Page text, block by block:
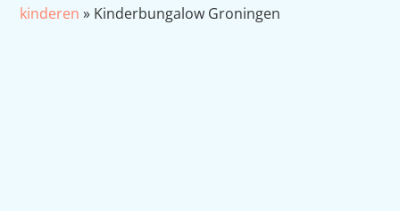
kinderen » Kinderbungalow Groningen